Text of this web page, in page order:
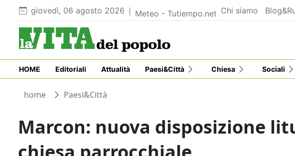
giovedì, 06 agosto 2026 Meteo - Tutiempo.net Chi siamo
HOME Editoriali Attualità Paesi&Città Chiesa Sociali
home Paesi&Città
Marcon: nuova disposizione